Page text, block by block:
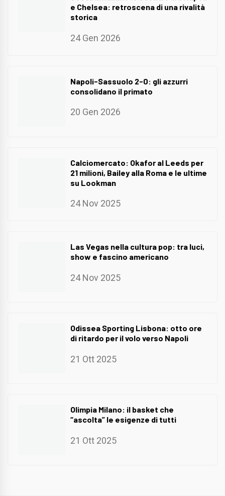
e Chelsea: retroscena di una rivalità
storica
24 Gen 2026
Napoli-Sassuolo 2-0: gli azzurri
consolidano il primato
20 Gen 2026
Calciomercato: Okafor al Leeds per
21 milioni, Bailey alla Roma e le ultime
su Lookman
24 Nov 2025
Las Vegas nella cultura pop: tra luci,
show e fascino americano
24 Nov 2025
Odissea Sporting Lisbona: otto ore
di ritardo per il volo verso Napoli
21 Ott 2025
Olimpia Milano: il basket che
“ascolta” le esigenze di tutti
21 Ott 2025